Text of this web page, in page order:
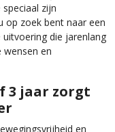
zijn
op zoek bent naar een
die jarenlang
en
3 jaar zorgt
en